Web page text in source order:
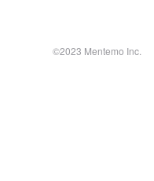
©2023 Mentemo Inc.